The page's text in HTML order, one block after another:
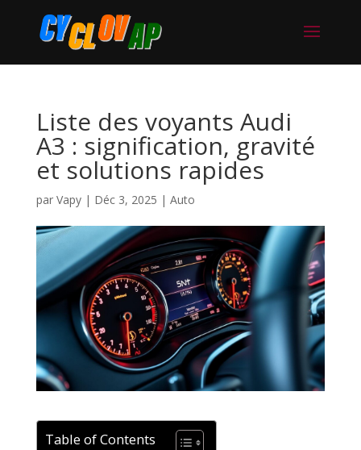
Liste des voyants Audi
A3 : signification, gravité
et solutions rapides
par Vapy| Déc 3, 2025 | Auto
Table of Contents